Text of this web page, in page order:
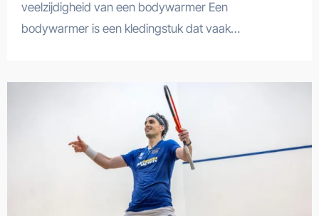
veelzijdigheid van een bodywarmer Een
bodywarmer is een kledingstuk dat vaak…